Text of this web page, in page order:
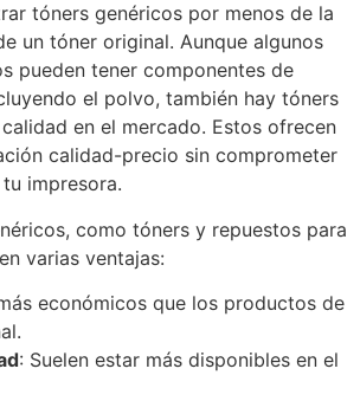
tóners genéricos por menos de la
un tóner original. Aunque algunos
pueden tener componentes de
el polvo, también hay tóners
en el mercado. Estos ofrecen
calidad-precio sin comprometer
impresora.
como tóners y repuestos para
varias ventajas:
económicos que los productos de
: Suelen estar más disponibles en el